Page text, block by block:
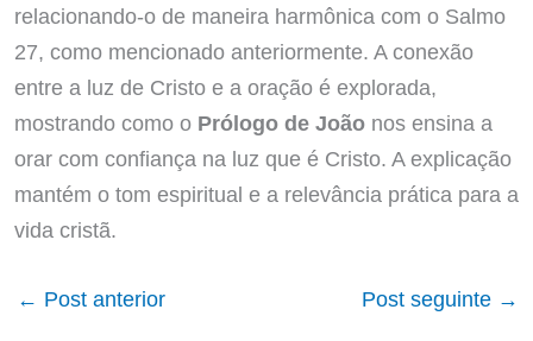
relacionando-o de maneira harmônica com o Salmo
27, como mencionado anteriormente. A conexão
entre a luz de Cristo e a oração é explorada,
mostrando como o Prólogo de Joãonos ensina a
orar com confiança na luz que é Cristo. A explicação
mantém o tom espiritual e a relevância prática para a
vida cristã.
← Post anterior Post seguinte →